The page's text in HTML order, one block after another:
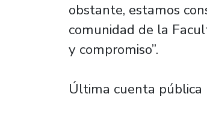
obstante, estamos
comunidad de la
y compromiso”.
Última cuenta pública